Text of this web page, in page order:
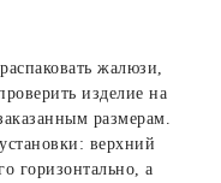
жалюзи,
изделие на
размерам.
верхний
горизонтально, а